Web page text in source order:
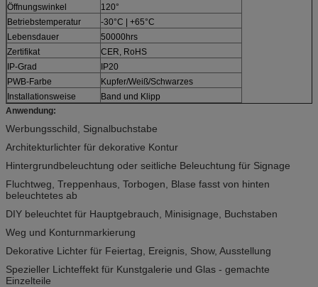
Öffnungswinkel
120°
Betriebstemperatur
-30°C | +65°C
Lebensdauer
50000hrs
Zertifikat
CER, RoHS
IP-Grad
IP20
PWB-Farbe
Kupfer/Weiß/Schwarzes
Installationsweise
Band und Klipp
Anwendung:
Werbungsschild, Signalbuchstabe
Architekturlichter für dekorative Kontur
Hintergrundbeleuchtung oder seitliche Beleuchtung für Signage
Fluchtweg, Treppenhaus, Torbogen, Blase fasst von hinten
beleuchtetes ab
DIY beleuchtet für Hauptgebrauch, Minisignage, Buchstaben
Weg und Konturnmarkierung
Dekorative Lichter für Feiertag, Ereignis, Show, Ausstellung
Spezieller Lichteffekt für Kunstgalerie und Glas - gemachte
Einzelteile